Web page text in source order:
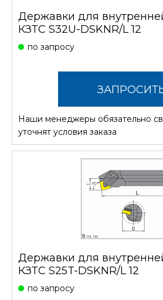
Державки для
КЗТС S32U-DSKNR/L 12
по запросу
Наши менеджеры обязательно
уточнят условия заказа
Державки для
КЗТС S25T-DSKNR/L 12
по запросу